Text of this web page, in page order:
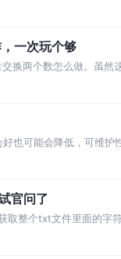
了。时间很紧凑，几乎
一次玩个够
换两个数怎么做。虽然
中间变量，那就是无
也可能会降低，可维护
可能会低。这里大概
官问了
取整个txt文件里面的字
样的语法来引入： 其